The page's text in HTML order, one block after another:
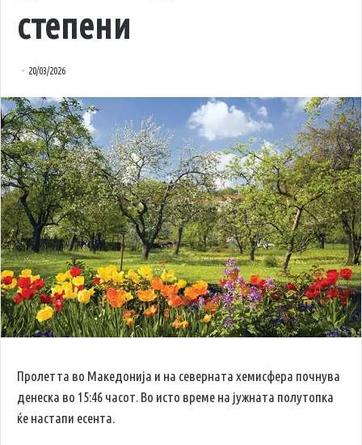
степени
20/03/2026
Пролетта во Македонија и на северната хемисфера почнува
денеска во 15:46 часот. Во исто време на јужната полутопка
ќе настапи есента.